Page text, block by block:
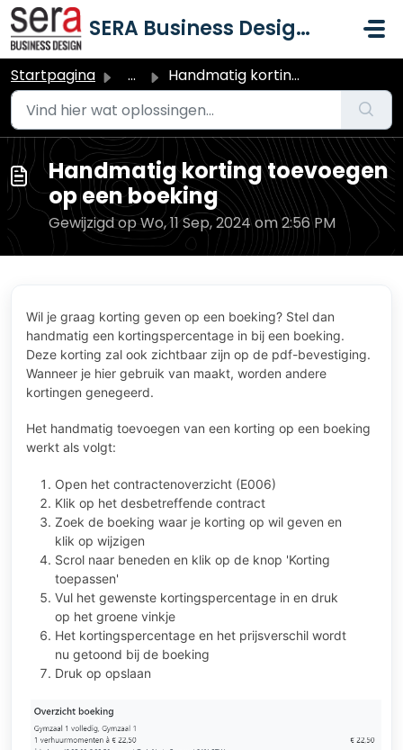
Doorgaan naar hoofdinhoud
SERA Business Design B.V.
Startpagina ... Handmatig korting toevoegen op een boeking
Handmatig korting toevoegen
op een boeking
Gewijzigd op Wo, 11 Sep, 2024 om 2:56 PM
Wil je graag korting geven op een boeking? Stel dan
handmatig een kortingspercentage in bij een boeking.
Deze korting zal ook zichtbaar zijn op de pdf-bevestiging.
Wanneer je hier gebruik van maakt, worden andere
kortingen genegeerd.
Het handmatig toevoegen van een korting op een boeking
werkt als volgt:
Open het contractenoverzicht (E006)
Klik op het desbetreffende contract
Zoek de boeking waar je korting op wil geven en
klik op wijzigen
Scrol naar beneden en klik op de knop 'Korting
toepassen'
Vul het gewenste kortingspercentage in en druk
op het groene vinkje
Het kortingspercentage en het prijsverschil wordt
nu getoond bij de boeking
Druk op opslaan